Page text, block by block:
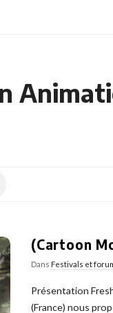
(Cartoon
Dans Festivals et
Présentation
(France) nous